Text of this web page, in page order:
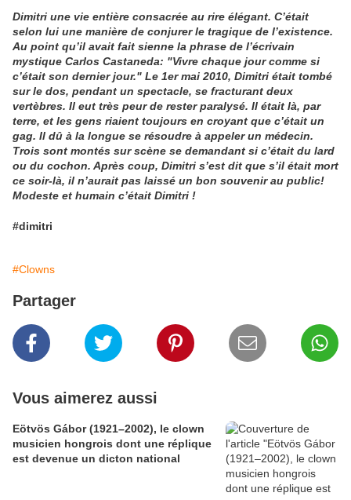
Dimitri une vie entière consacrée au rire élégant. C’était
selon lui une manière de conjurer le tragique de l’existence.
Au point qu’il avait fait sienne la phrase de l’écrivain
mystique Carlos Castaneda: "Vivre chaque jour comme si
c’était son dernier jour." Le 1er mai 2010, Dimitri était tombé
sur le dos, pendant un spectacle, se fracturant deux
vertèbres. Il eut très peur de rester paralysé. Il était là, par
terre, et les gens riaient toujours en croyant que c’était un
gag. Il dû à la longue se résoudre à appeler un médecin.
Trois sont montés sur scène se demandant si c’était du lard
ou du cochon. Après coup, Dimitri s’est dit que s’il était mort
ce soir-là, il n’aurait pas laissé un bon souvenir au public!
Modeste et humain c’était Dimitri !
#dimitri
#Clowns
Partager
Vous aimerez aussi
Eötvös Gábor (1921–2002), le clown
musicien hongrois dont une réplique
est devenue un dicton national